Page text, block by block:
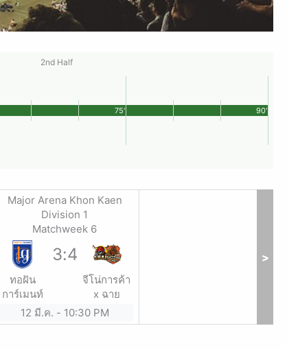
2nd Half
90'
75'
Major Arena Khon Kaen
Division 1
Matchweek 6
ทอฝัน
การ์เมนท์
3:4
จีโน่การค้า
x ฉาย
12 มี.ค. - 10:30 PM
>